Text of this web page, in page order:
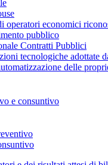
operatori economici
pubblico
Contratti Pubblici
tecnologiche adottate
delle
e consuntivo